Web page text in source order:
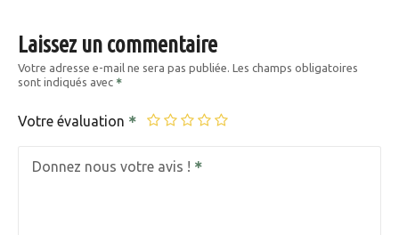
Laissez un commentaire
Votre adresse e-mail ne sera pas publiée. Les champs obligatoires
sont indiqués avec
Votre évaluation
Donnez nous votre avis !